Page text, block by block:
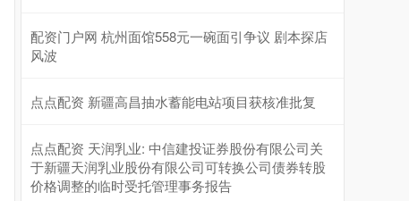
配资门户网 杭州面馆558元一碗面引争议 剧本探店
风波
点点配资 新疆高昌抽水蓄能电站项目获核准批复
点点配资 天润乳业: 中信建投证券股份有限公司关
于新疆天润乳业股份有限公司可转换公司债券转股
价格调整的临时受托管理事务报告